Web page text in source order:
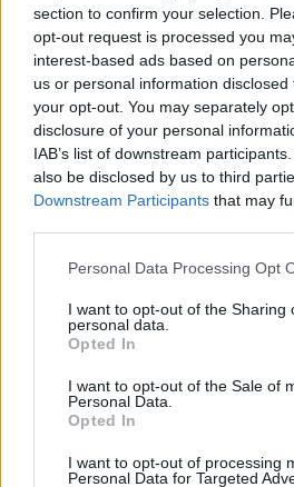
section to confirm your selection.
opt-out request is processed you
interest-based ads based on
us or personal information
your opt-out. You may separately
disclosure of your personal
IAB’s list of downstream
also be disclosed by us to third
Downstream Participants that may
Personal Data Processing Opt
I want to opt-out of the Sharing
personal data.
Opted In
I want to opt-out of the Sale of
Personal Data.
Opted In
I want to opt-out of processing
Personal Data for Targeted
KEDVES OLVASÓNK!
A keresett cikk a portfolio.hu
tartozik, melynek olvasása
regisztrációhoz kötött.
Az előfizetés a következőket
kötéslistái
MÁR ELŐFIZETŐNK VAGY?